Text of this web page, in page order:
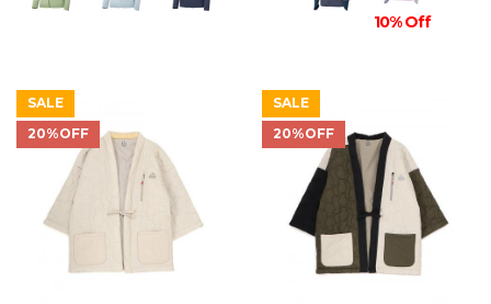
10% Off
SALE
20%OFF
SALE
20%OFF